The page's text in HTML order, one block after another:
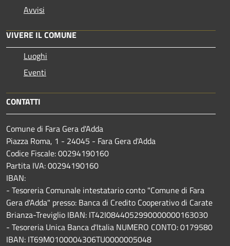
Avvisi
VIVERE IL COMUNE
Luoghi
Eventi
CONTATTI
Comune di Fara Gera d'Adda
Piazza Roma, 1 - 24045 - Fara Gera d'Adda
Codice Fiscale: 00294190160
Partita IVA: 00294190160
IBAN:
- Tesoreria Comunale intestatario conto "Comune di Fara
Gera d'Adda" presso: Banca di Credito Cooperativo di Carate
Brianza-Treviglio IBAN: IT42I0844052990000000163030
- Tesoreria Unica Banca d'Italia NUMERO CONTO: 0179580
IBAN: IT69M0100004306TU0000005048